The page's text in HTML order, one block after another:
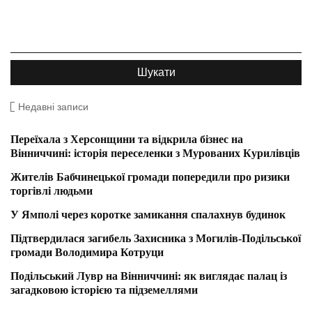
Недавні записи
Переїхала з Херсонщини та відкрила бізнес на
Вінниччині: історія переселенки з Мурованих Курилівців
Жителів Бабчинецької громади попередили про ризики
торгівлі людьми
У Ямполі через коротке замикання спалахнув будинок
Підтвердилася загибель Захисника з Могилів-Подільської
громади Володимира Котруци
Подільський Лувр на Вінниччині: як виглядає палац із
загадковою історією та підземеллями